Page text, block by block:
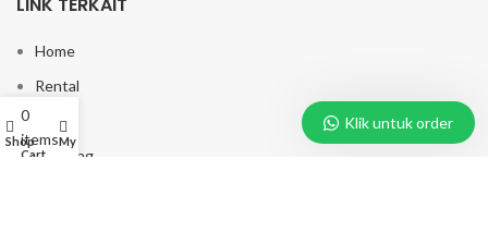
Home
Rental
Blog
Tentang
Klik untuk order
Shop
0
items
Cart
My account